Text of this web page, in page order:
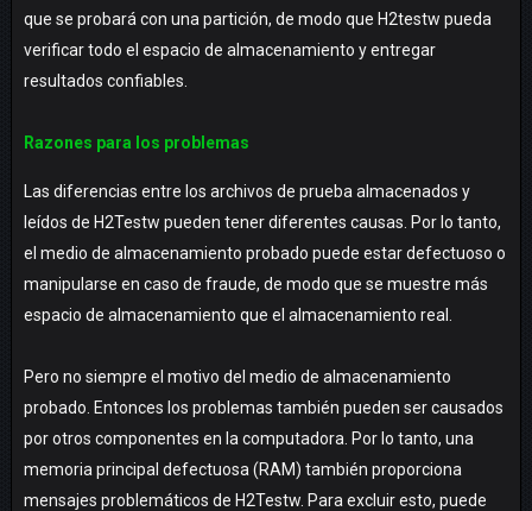
que se probará con una partición, de modo que H2testw pueda
verificar todo el espacio de almacenamiento y entregar
resultados confiables.
Razones para los problemas
Las diferencias entre los archivos de prueba almacenados y
leídos de H2Testw pueden tener diferentes causas. Por lo tanto,
el medio de almacenamiento probado puede estar defectuoso o
manipularse en caso de fraude, de modo que se muestre más
espacio de almacenamiento que el almacenamiento real.
Pero no siempre el motivo del medio de almacenamiento
probado. Entonces los problemas también pueden ser causados ​​
por otros componentes en la computadora. Por lo tanto, una
memoria principal defectuosa (RAM) también proporciona
mensajes problemáticos de H2Testw. Para excluir esto, puede